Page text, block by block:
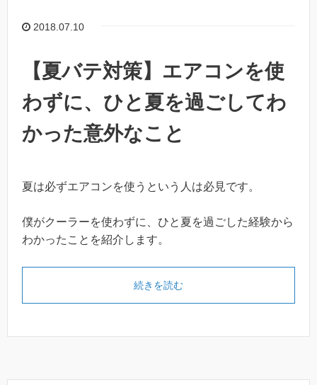
2018.07.10
【夏バテ対策】エアコンを使
わずに、ひと夏を過ごしてわ
かった意外なこと
夏は必ずエアコンを使うという人は必見です。
僕がクーラーを使わずに、ひと夏を過ごした経験から
わかったことを紹介します。
続きを読む